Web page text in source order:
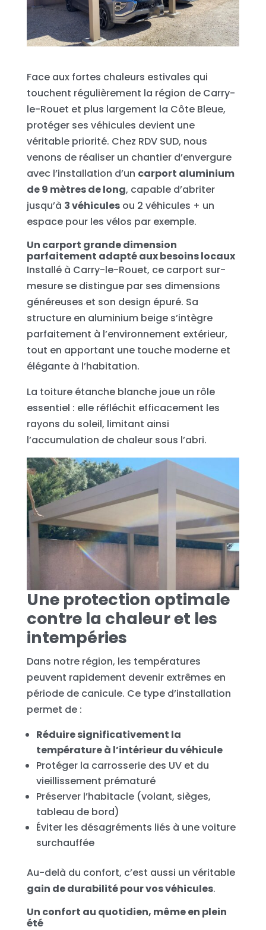
Face aux fortes chaleurs estivales qui
touchent régulièrement la région de Carry-
le-Rouet et plus largement la Côte Bleue,
protéger ses véhicules devient une
véritable priorité. Chez RDV SUD, nous
venons de réaliser un chantier d’envergure
avec l’installation d’un carport aluminium
de 9 mètres de long, capable d’abriter
jusqu’à 3 véhiculesou 2 véhicules + un
espace pour les vélos par exemple.
Un carport grande dimension
parfaitement adapté aux besoins locaux
Installé à Carry-le-Rouet, ce carport sur-
mesure se distingue par ses dimensions
généreuses et son design épuré. Sa
structure en aluminium beige s’intègre
parfaitement à l’environnement extérieur,
tout en apportant une touche moderne et
élégante à l’habitation.
La toiture étanche blanche joue un rôle
essentiel : elle réfléchit efficacement les
rayons du soleil, limitant ainsi
l’accumulation de chaleur sous l’abri.
Une protection optimale
contre la chaleur et les
intempéries
Dans notre région, les températures
peuvent rapidement devenir extrêmes en
période de canicule. Ce type d’installation
permet de :
Réduire significativement la
température à l’intérieur du véhicule
Protéger la carrosserie des UV et du
vieillissement prématuré
Préserver l’habitacle (volant, sièges,
tableau de bord)
Éviter les désagréments liés à une voiture
surchauffée
Au-delà du confort, c’est aussi un véritable
gain de durabilité pour vos véhicules.
Un confort au quotidien, même en plein
été